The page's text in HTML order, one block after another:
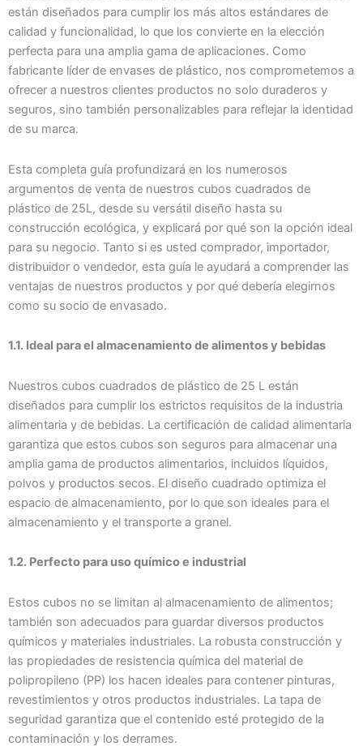
están diseñados para cumplir los más altos estándares de
calidad y funcionalidad, lo que los convierte en la elección
perfecta para una amplia gama de aplicaciones. Como
fabricante líder de envases de plástico, nos comprometemos a
ofrecer a nuestros clientes productos no solo duraderos y
seguros, sino también personalizables para reflejar la identidad
de su marca.
Esta completa guía profundizará en los numerosos
argumentos de venta de nuestros cubos cuadrados de
plástico de 25L, desde su versátil diseño hasta su
construcción ecológica, y explicará por qué son la opción ideal
para su negocio. Tanto si es usted comprador, importador,
distribuidor o vendedor, esta guía le ayudará a comprender las
ventajas de nuestros productos y por qué debería elegirnos
como su socio de envasado.
1.1. Ideal para el almacenamiento de alimentos y bebidas
Nuestros cubos cuadrados de plástico de 25 L están
diseñados para cumplir los estrictos requisitos de la industria
alimentaria y de bebidas. La certificación de calidad alimentaria
garantiza que estos cubos son seguros para almacenar una
amplia gama de productos alimentarios, incluidos líquidos,
polvos y productos secos. El diseño cuadrado optimiza el
espacio de almacenamiento, por lo que son ideales para el
almacenamiento y el transporte a granel.
1.2. Perfecto para uso químico e industrial
Estos cubos no se limitan al almacenamiento de alimentos;
también son adecuados para guardar diversos productos
químicos y materiales industriales. La robusta construcción y
las propiedades de resistencia química del material de
polipropileno (PP) los hacen ideales para contener pinturas,
revestimientos y otros productos industriales. La tapa de
seguridad garantiza que el contenido esté protegido de la
contaminación y los derrames.